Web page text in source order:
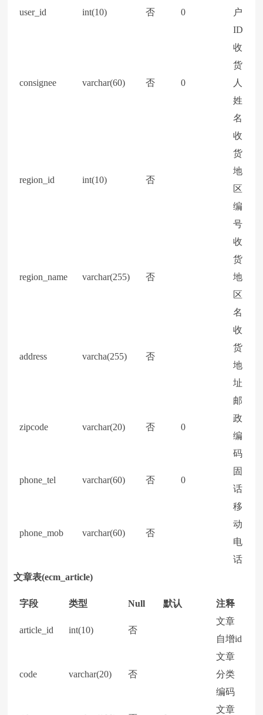
user_id int(10) 否 0
户
ID
consignee varchar(60) 否 0
收
货
人
姓
名
region_id int(10) 否
收
货
地
区
编
号
region_name varchar(255) 否
收
货
地
区
名
address varcha(255) 否
收
货
地
址
zipcode varchar(20) 否 0
邮
政
编
码
phone_tel varchar(60) 否 0
固
话
phone_mob varchar(60) 否
移
动
电
话
文章表(ecm_article)
字段 类型 Null 默认 注释
article_id int(10) 否
文章
自增id
code varchar(20) 否
文章
分类
编码
文章